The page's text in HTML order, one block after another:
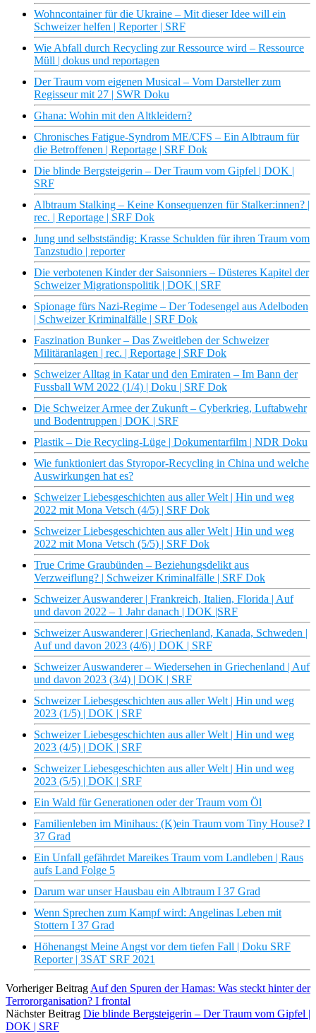
Wohncontainer für die Ukraine – Mit dieser Idee will ein
Schweizer helfen | Reporter | SRF
Wie Abfall durch Recycling zur Ressource wird – Ressource
Müll | dokus und reportagen
Der Traum vom eigenen Musical – Vom Darsteller zum
Regisseur mit 27 | SWR Doku
Ghana: Wohin mit den Altkleidern?
Chronisches Fatigue-Syndrom ME/CFS – Ein Albtraum für
die Betroffenen | Reportage | SRF Dok
Die blinde Bergsteigerin – Der Traum vom Gipfel | DOK |
SRF
Albtraum Stalking – Keine Konsequenzen für Stalker:innen? |
rec. | Reportage | SRF Dok
Jung und selbstständig: Krasse Schulden für ihren Traum vom
Tanzstudio | reporter
Die verbotenen Kinder der Saisonniers – Düsteres Kapitel der
Schweizer Migrationspolitik | DOK | SRF
Spionage fürs Nazi-Regime – Der Todesengel aus Adelboden
| Schweizer Kriminalfälle | SRF Dok
Faszination Bunker – Das Zweitleben der Schweizer
Militäranlagen | rec. | Reportage | SRF Dok
Schweizer Alltag in Katar und den Emiraten – Im Bann der
Fussball WM 2022 (1/4) | Doku | SRF Dok
Die Schweizer Armee der Zukunft – Cyberkrieg, Luftabwehr
und Bodentruppen | DOK | SRF
Plastik – Die Recycling-Lüge | Dokumentarfilm | NDR Doku
Wie funktioniert das Styropor-Recycling in China und welche
Auswirkungen hat es?
Schweizer Liebesgeschichten aus aller Welt | Hin und weg
2022 mit Mona Vetsch (4/5) | SRF Dok
Schweizer Liebesgeschichten aus aller Welt | Hin und weg
2022 mit Mona Vetsch (5/5) | SRF Dok
True Crime Graubünden – Beziehungsdelikt aus
Verzweiflung? | Schweizer Kriminalfälle | SRF Dok
Schweizer Auswanderer | Frankreich, Italien, Florida | Auf
und davon 2022 – 1 Jahr danach | DOK |SRF
Schweizer Auswanderer | Griechenland, Kanada, Schweden |
Auf und davon 2023 (4/6) | DOK | SRF
Schweizer Auswanderer – Wiedersehen in Griechenland | Auf
und davon 2023 (3/4) | DOK | SRF
Schweizer Liebesgeschichten aus aller Welt | Hin und weg
2023 (1/5) | DOK | SRF
Schweizer Liebesgeschichten aus aller Welt | Hin und weg
2023 (4/5) | DOK | SRF
Schweizer Liebesgeschichten aus aller Welt | Hin und weg
2023 (5/5) | DOK | SRF
Ein Wald für Generationen oder der Traum vom Öl
Familienleben im Minihaus: (K)ein Traum vom Tiny House? I
37 Grad
Ein Unfall gefährdet Mareikes Traum vom Landleben | Raus
aufs Land Folge 5
Darum war unser Hausbau ein Albtraum I 37 Grad
Wenn Sprechen zum Kampf wird: Angelinas Leben mit
Stottern I 37 Grad
Höhenangst Meine Angst vor dem tiefen Fall | Doku SRF
Reporter | 3SAT SRF 2021
Vorheriger Beitrag Auf den Spuren der Hamas: Was steckt hinter der
Terrororganisation? I frontal
Nächster Beitrag Die blinde Bergsteigerin – Der Traum vom Gipfel |
DOK | SRF